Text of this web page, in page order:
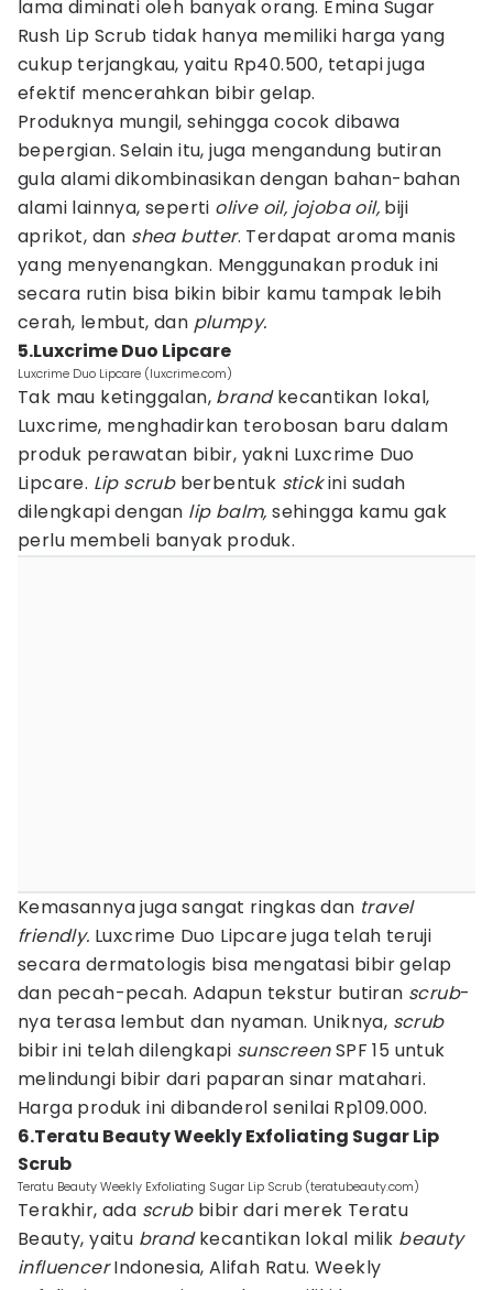
lama diminati oleh banyak orang. Emina Sugar
Rush Lip Scrub tidak hanya memiliki harga yang
cukup terjangkau, yaitu Rp40.500, tetapi juga
efektif mencerahkan bibir gelap.
Produknya mungil, sehingga cocok dibawa
bepergian. Selain itu, juga mengandung butiran
gula alami dikombinasikan dengan bahan-bahan
alami lainnya, seperti olive oil, jojoba oil, biji
aprikot, dan shea butter. Terdapat aroma manis
yang menyenangkan. Menggunakan produk ini
secara rutin bisa bikin bibir kamu tampak lebih
cerah, lembut, dan plumpy.
5.Luxcrime Duo Lipcare
Luxcrime Duo Lipcare (luxcrime.com)
Tak mau ketinggalan, brandkecantikan lokal,
Luxcrime, menghadirkan terobosan baru dalam
produk perawatan bibir, yakni Luxcrime Duo
Lipcare. Lip scrubberbentuk stickini sudah
dilengkapi dengan lip balm, sehingga kamu gak
perlu membeli banyak produk.
Kemasannya juga sangat ringkas dan travel
friendly. Luxcrime Duo Lipcare juga telah teruji
secara dermatologis bisa mengatasi bibir gelap
dan pecah-pecah. Adapun tekstur butiran scrub-
nya terasa lembut dan nyaman. Uniknya, scrub
bibir ini telah dilengkapi sunscreenSPF 15 untuk
melindungi bibir dari paparan sinar matahari.
Harga produk ini dibanderol senilai Rp109.000.
6.Teratu Beauty Weekly Exfoliating Sugar Lip
Scrub
Teratu Beauty Weekly Exfoliating Sugar Lip Scrub (teratubeauty.com)
Terakhir, ada scrubbibir dari merek Teratu
Beauty, yaitu brandkecantikan lokal milik beauty
influencerIndonesia, Alifah Ratu. Weekly